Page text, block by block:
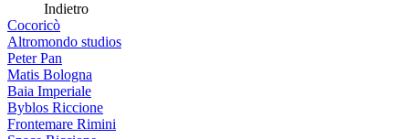
Indietro
Cocoricò
Altromondo studios
Peter Pan
Matis Bologna
Baia Imperiale
Byblos Riccione
Frontemare Rimini